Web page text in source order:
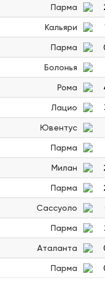
Парма
Кальяри
Парма
Болонья
Рома
Лацио
Ювентус
Парма
Милан
Парма
Сассуоло
Парма
Аталанта
Парма